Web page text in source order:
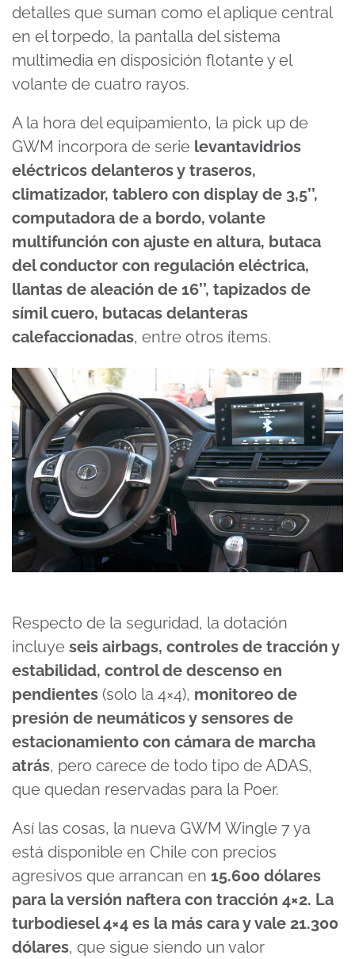
detalles que suman como el aplique central
en el torpedo, la pantalla del sistema
multimedia en disposición flotante y el
volante de cuatro rayos.
A la hora del equipamiento, la pick up de
GWM incorpora de serie levantavidrios
eléctricos delanteros y traseros,
climatizador, tablero con display de 3,5’’,
computadora de a bordo, volante
multifunción con ajuste en altura, butaca
del conductor con regulación eléctrica,
llantas de aleación de 16’’, tapizados de
símil cuero, butacas delanteras
calefaccionadas, entre otros ítems.
Respecto de la seguridad, la dotación
incluye seis airbags, controles de tracción y
estabilidad, control de descenso en
pendientes (solo la 4×4), monitoreo de
presión de neumáticos y sensores de
estacionamiento con cámara de marcha
atrás, pero carece de todo tipo de ADAS,
que quedan reservadas para la Poer.
Así las cosas, la nueva GWM Wingle 7 ya
está disponible en Chile con precios
agresivos que arrancan en 15.600 dólares
para la versión naftera con tracción 4×2. La
turbodiesel 4×4 es la más cara y vale 21.300
dólares, que sigue siendo un valor